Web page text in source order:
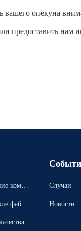
опекуна
предоставить нам
компа
фабри
Случаи
Новости